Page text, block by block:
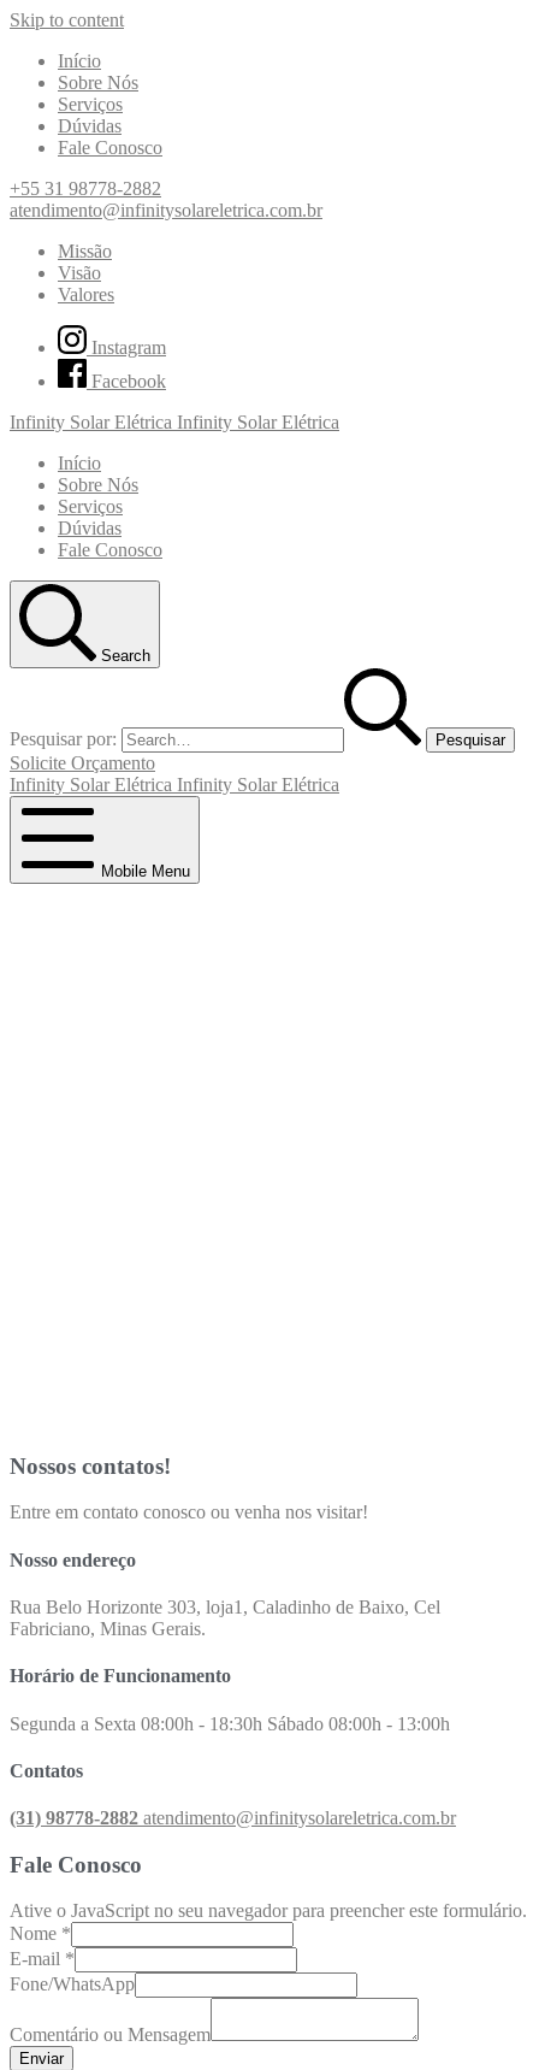
Skip to content
Início
Sobre Nós
Serviços
Dúvidas
Fale Conosco
+55 31 98778-2882
atendimento@infinitysolareletrica.com.br
Missão
Visão
Valores
Instagram
Facebook
Infinity Solar Elétrica Infinity Solar Elétrica
Início
Sobre Nós
Serviços
Dúvidas
Fale Conosco
Search
Pesquisar por:
Solicite Orçamento
Infinity Solar Elétrica Infinity Solar Elétrica
Mobile Menu
Nossos contatos!
Entre em contato conosco ou venha nos visitar!
Nosso endereço
Rua Belo Horizonte 303, loja1, Caladinho de Baixo, Cel
Fabriciano, Minas Gerais.
Horário de Funcionamento
Segunda a Sexta 08:00h - 18:30h Sábado 08:00h - 13:00h
Contatos
(31) 98778-2882​ atendimento@infinitysolareletrica.com.br
Fale Conosco
Ative o JavaScript no seu navegador para preencher este formulário.
Nome *
E-mail *
Fone/WhatsApp
Comentário ou Mensagem
Enviar